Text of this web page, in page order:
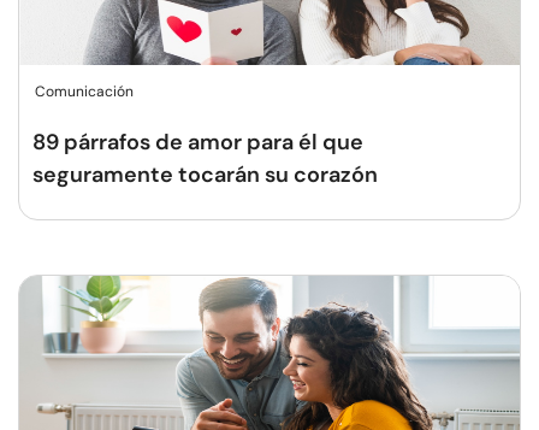
Comunicación
89 párrafos de amor para él que
seguramente tocarán su corazón